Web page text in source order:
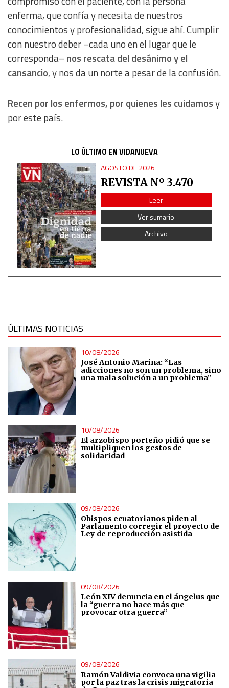
enferma, que confía y necesita de nuestros
conocimientos y profesionalidad, sigue ahí. Cumplir
con nuestro deber –cada uno en el lugar que le
corresponda– nos rescata del desánimo y el
cansancio, y nos da un norte a pesar de la confusión.
Recen por los enfermos, por quienes les cuidamosy
por este país.
LO ÚLTIMO EN VIDANUEVA
AGOSTO DE 2026
REVISTA Nº 3.470
Leer
Ver sumario
Archivo
ÚLTIMAS NOTICIAS
10/08/2026
José Antonio Marina: “Las
adicciones no son un problema, sino
una mala solución a un problema”
10/08/2026
El arzobispo porteño pidió que se
multipliquen los gestos de
solidaridad
09/08/2026
Obispos ecuatorianos piden al
Parlamento corregir el proyecto de
Ley de reproducción asistida
09/08/2026
León XIV denuncia en el ángelus que
la “guerra no hace más que
provocar otra guerra”
09/08/2026
Ramón Valdivia convoca una vigilia
por la paz tras la crisis migratoria
Measure advertising performance
Measure content performance
Understand audiences through statistics or combinations
of data from different sources
Develop and improve services
Use precise geolocation data
Identify devices based on information actively requested
Non-IAB processing purposes:
Essential
Advertising